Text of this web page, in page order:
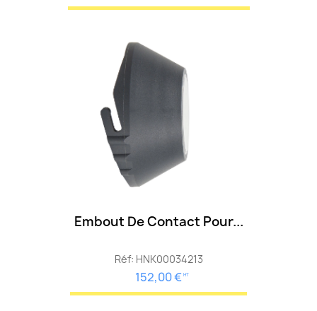
Embout De Contact Pour...
Réf: HNK00034213
152,00 € HT